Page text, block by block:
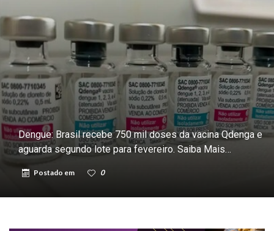
Dengue: Brasil recebe 750 mil doses da vacina Qdenga e
aguarda segundo lote para fevereiro. Saiba Mais…
Postado em 0